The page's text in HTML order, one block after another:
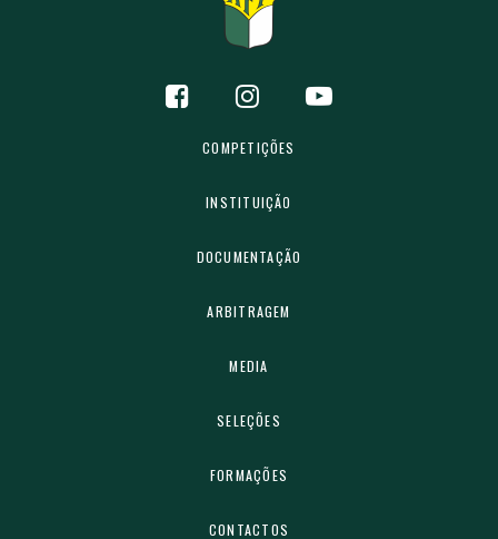
COMPETIÇÕES
INSTITUIÇÃO
DOCUMENTAÇÃO
ARBITRAGEM
MEDIA
SELEÇÕES
FORMAÇÕES
CONTACTOS